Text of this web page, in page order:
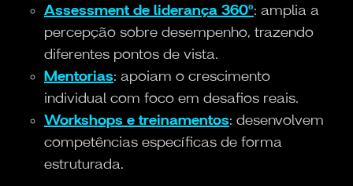
Assessment de liderança 360º: amplia a
percepção sobre desempenho, trazendo
diferentes pontos de vista.
Mentorias: apoiam o crescimento
individual com foco em desafios reais.
Workshops e treinamentos: desenvolvem
competências específicas de forma
estruturada.